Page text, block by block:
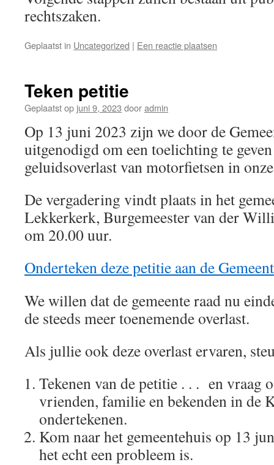
rechtszaken.
Geplaatst in Uncategorized | Een reactie plaatsen
Teken petitie
Geplaatst op juni 9, 2023 dooradmin
Op 13 juni 2023 zijn we door de
uitgenodigd om een toelichting te
geluidsoverlast van motorfietsen in
De vergadering vindt plaats in het
Lekkerkerk, Burgemeester van der
om 20.00 uur.
Onderteken deze petitie aan de
We willen dat de gemeente raad nu
de steeds meer toenemende overlast.
Als jullie ook deze overlast ervaren,
Tekenen van de petitie . . . en vraag
vrienden, familie en bekenden in de
ondertekenen.
Kom naar het gemeentehuis op 13
het echt een probleem is.